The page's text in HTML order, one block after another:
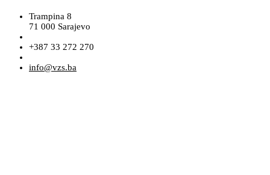
Trampina 8
71 000 Sarajevo
+387 33 272 270
info@vzs.ba